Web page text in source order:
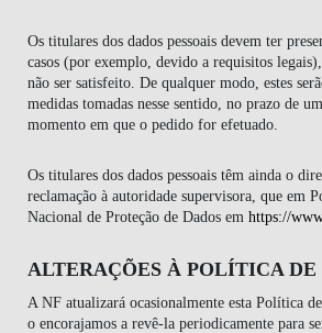
Os titulares dos dados pessoais devem ter
casos (por exemplo, devido a requisitos
não ser satisfeito. De qualquer modo, estes
medidas tomadas nesse sentido, no prazo de
momento em que o pedido for efetuado.
Os titulares dos dados pessoais têm ainda o
reclamação à autoridade supervisora, que em
Nacional de Proteção de Dados em https://
ALTERAÇÕES À POLÍTICA
A NF atualizará ocasionalmente esta Política
o encorajamos a revê-la periodicamente para